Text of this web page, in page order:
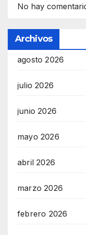
No hay
Archivos
agosto 2026
julio 2026
junio 2026
mayo 2026
abril 2026
marzo 2026
febrero 2026